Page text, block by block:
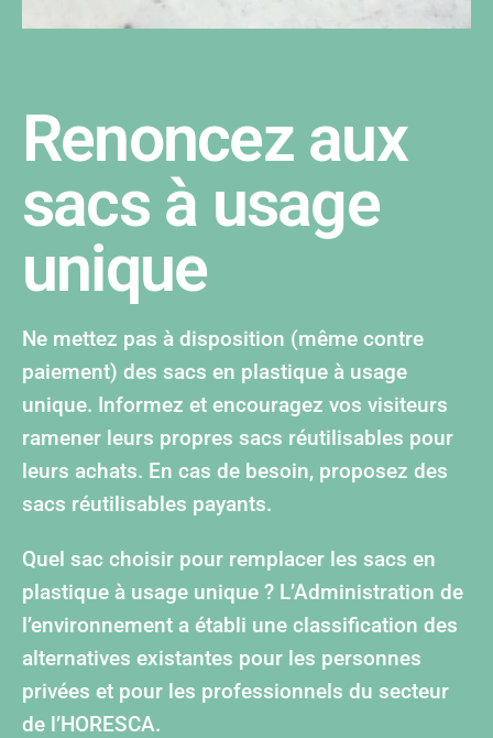
Renoncez aux
sacs à usage
unique
Ne mettez pas à disposition (même contre
paiement) des sacs en plastique à usage
unique. Informez et encouragez vos visiteurs
ramener leurs propres sacs réutilisables pour
leurs achats. En cas de besoin, proposez des
sacs réutilisables payants.
Quel sac choisir pour remplacer les sacs en
plastique à usage unique ? L’Administration de
l’environnement a établi une classification des
alternatives existantes pour les personnes
privées et pour les professionnels du secteur
de l’HORESCA.